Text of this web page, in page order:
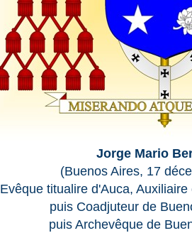
Jorge Mario
(Buenos Aires, 17
Evêque titualire d'Auca,
puis Coadjuteur de
puis Archevêque de